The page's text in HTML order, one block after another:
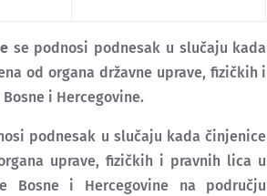
se podnosi podnesak u slučaju kada
od organa državne uprave, fizičkih i
i Hercegovine.
podnesak u slučaju kada činjenice
uprave, fizičkih i pravnih lica u
Bosne i Hercegovine na području